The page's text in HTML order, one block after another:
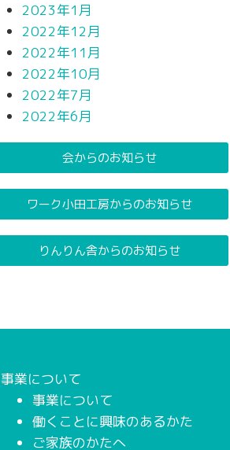
2023年1月
2022年12月
2022年11月
2022年10月
2022年7月
2022年6月
会からのお知らせ
ワーク小田工房からのお知らせ
りんりん舎からのお知らせ
事業について
事業について
働くことに興味のあるかた
ご家族のかたへ